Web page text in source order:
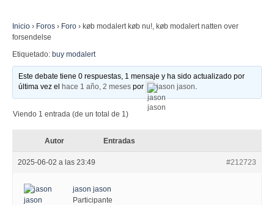
Inicio › Foros › Foro › køb modalert køb nu!, køb modalert natten over
forsendelse
Etiquetado: buy modalert
Este debate tiene 0 respuestas, 1 mensaje y ha sido actualizado por
última vez el
hace 1 año, 2 meses por jason jason.
Viendo 1 entrada (de un total de 1)
Autor Entradas
2025-06-02 a las 23:49 #212723
jason jason
Participante